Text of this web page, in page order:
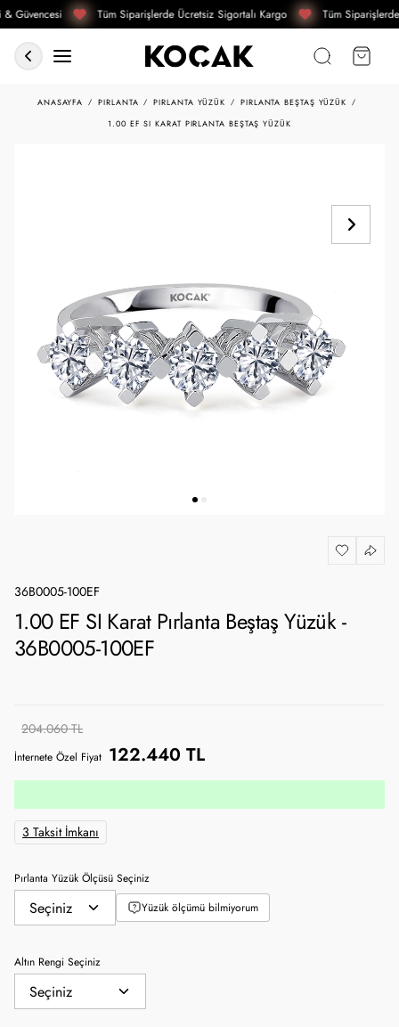
Güvencesi Tüm Siparişlerde Ücretsiz Sigortalı Kargo Tüm
ANASAYFA PIRLANTA PIRLANTA YÜZÜK
PIRLANTA BEŞTAŞ YÜZÜK
1.00 EF SI KARAT PIRLANTA BEŞTAŞ YÜZÜK
36B0005-100EF
1.00 EF SI Karat Pırlanta Beştaş Yüzük -
36B0005-100EF
204.060 TL
İnternete Özel Fiyat 122.440 TL
3 Taksit İmkanı
Pırlanta Yüzük Ölçüsü Seçiniz
Yüzük ölçümü bilmiyorum
Altın Rengi Seçiniz